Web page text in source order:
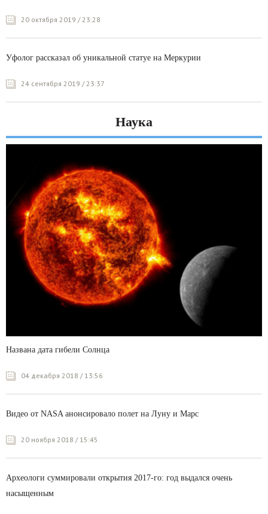
20 октября 2019 / 23:28
Уфолог рассказал об уникальной статуе на Меркурии
24 сентября 2019 / 23:37
Наука
Названа дата гибели Солнца
04 декабря 2018 / 13:56
Видео от NASA анонсировало полет на Луну и Марс
20 ноября 2018 / 15:45
Археологи суммировали открытия 2017-го: год выдался очень
насыщенным